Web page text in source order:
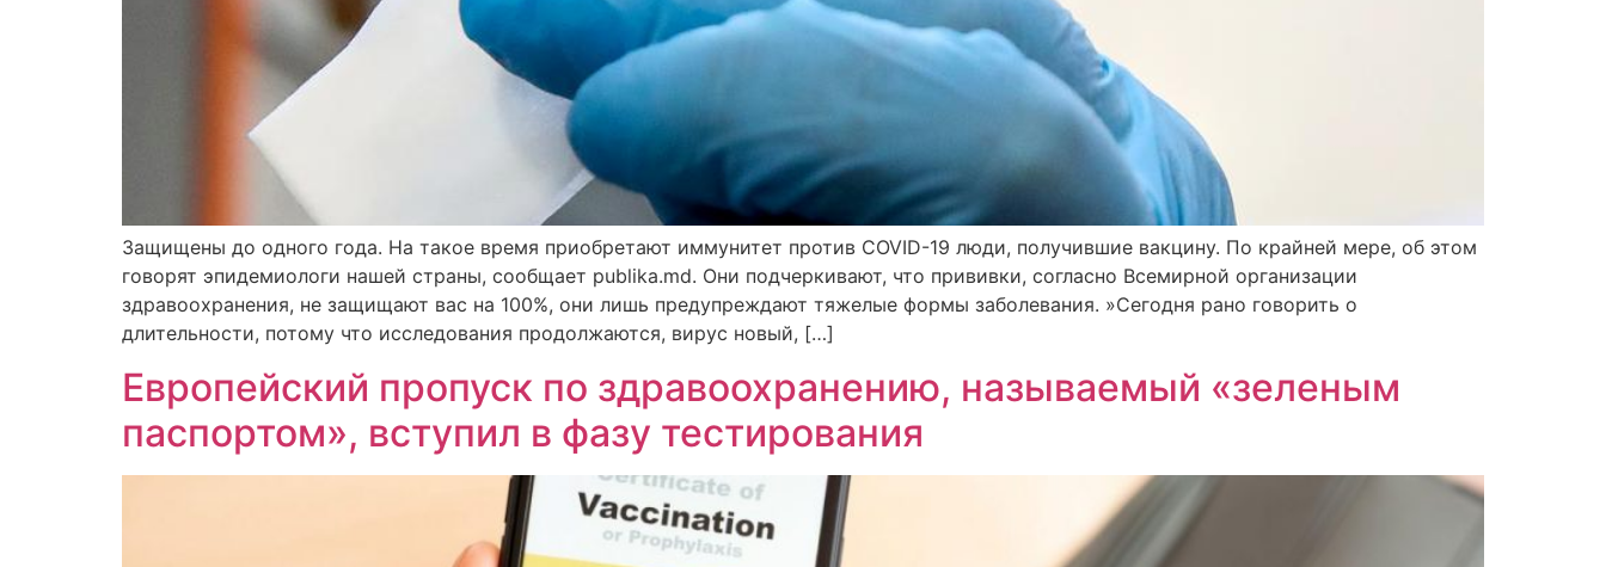
Защищены до одного года. На такое время приобретают иммунитет против COVID-19 люди, получившие вакцину. По крайней мере, об этом
говорят эпидемиологи нашей страны, сообщает publika.md. Они подчеркивают, что прививки, согласно Всемирной организации
здравоохранения, не защищают вас на 100%, они лишь предупреждают тяжелые формы заболевания. »Сегодня рано говорить о
длительности, потому что исследования продолжаются, вирус новый, […]
Европейский пропуск по здравоохранению, называемый «зеленым
паспортом», вступил в фазу тестирования